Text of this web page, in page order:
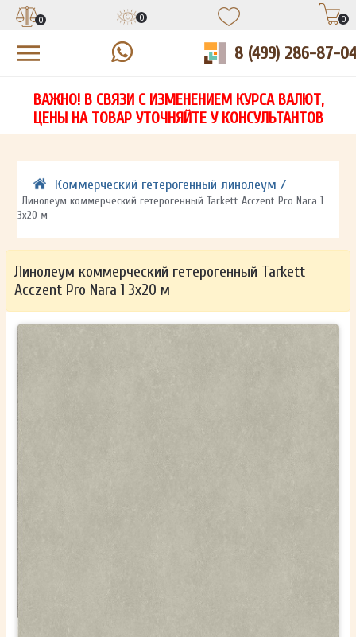
НА
СВЯЖЕТСЯ С ВАМИ В ТЕЧЕНИЕ 15 МИНУТ
Ваши данные не будут переданы третьим лицам
ЗАПОЛНИТЕ ФОРМУ И НАШ МЕНЕДЖЕР
СВЯЖЕТСЯ С ВАМИ В ТЕЧЕНИЕ 15 МИНУТ
ОТПРАВИТЬ
ЗАПОЛНИТЕ ФОРМУ И НАШ МЕНЕДЖЕР
СВЯЖЕТСЯ С ВАМИ В ТЕЧЕНИЕ 15 МИНУТ
ОТПРАВИТЬ
0 0 0
8 (499) 286-87-04
ВАЖНО! В СВЯЗИ С ИЗМЕНЕНИЕМ КУРСА ВАЛЮТ,
ЦЕНЫ НА ТОВАР УТОЧНЯЙТЕ У КОНСУЛЬТАНТОВ
Коммерческий гетерогенный линолеум /
Линолеум коммерческий гетерогенный Tarkett Acczent Pro Nara 1
3х20 м
Линолеум коммерческий гетерогенный Tarkett
Acczent Pro Nara 1 3х20 м